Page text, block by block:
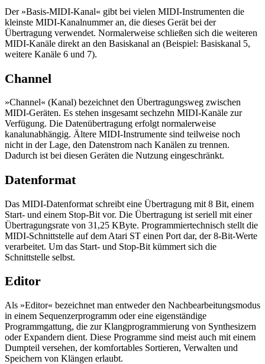
Der »Basis-MIDI-Kanal« gibt bei vielen MIDI-Instrumenten die
kleinste MIDI-Kanalnummer an, die dieses Gerät bei der
Übertragung verwendet. Normalerweise schließen sich die weiteren
MIDI-Kanäle direkt an den Basiskanal an (Beispiel: Basiskanal 5,
weitere Kanäle 6 und 7).
Channel
»Channel« (Kanal) bezeichnet den Übertragungsweg zwischen
MIDI-Geräten. Es stehen insgesamt sechzehn MIDI-Kanäle zur
Verfügung. Die Datenübertragung erfolgt normalerweise
kanalunabhängig. Ältere MIDI-Instrumente sind teilweise noch
nicht in der Lage, den Datenstrom nach Kanälen zu trennen.
Dadurch ist bei diesen Geräten die Nutzung eingeschränkt.
Datenformat
Das MIDI-Datenformat schreibt eine Übertragung mit 8 Bit, einem
Start- und einem Stop-Bit vor. Die Übertragung ist seriell mit einer
Übertragungsrate von 31,25 KByte. Programmiertechnisch stellt die
MIDI-Schnittstelle auf dem Atari ST einen Port dar, der 8-Bit-Werte
verarbeitet. Um das Start- und Stop-Bit kümmert sich die
Schnittstelle selbst.
Editor
Als »Editor« bezeichnet man entweder den Nachbearbeitungsmodus
in einem Sequenzerprogramm oder eine eigenständige
Programmgattung, die zur Klangprogrammierung von Synthesizern
oder Expandern dient. Diese Programme sind meist auch mit einem
Dumpteil versehen, der komfortables Sortieren, Verwalten und
Speichern von Klängen erlaubt.